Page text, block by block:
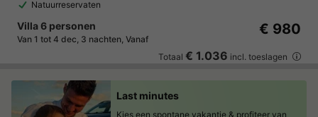
Natuurreservaten
Villa 6 personen
Van 1 tot 4 dec, 3 nachten, Vanaf
€ 980
Totaal € 1.036 incl. toeslagen
Last minutes
Kies een spontane vakantie & profiteer van